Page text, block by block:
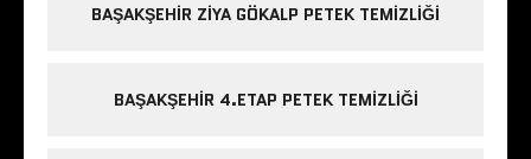
BAŞAKŞEHIR ZIYA GÖKALP PETEK TEMIZLIĞI
BAŞAKŞEHIR 4.ETAP PETEK TEMIZLIĞI